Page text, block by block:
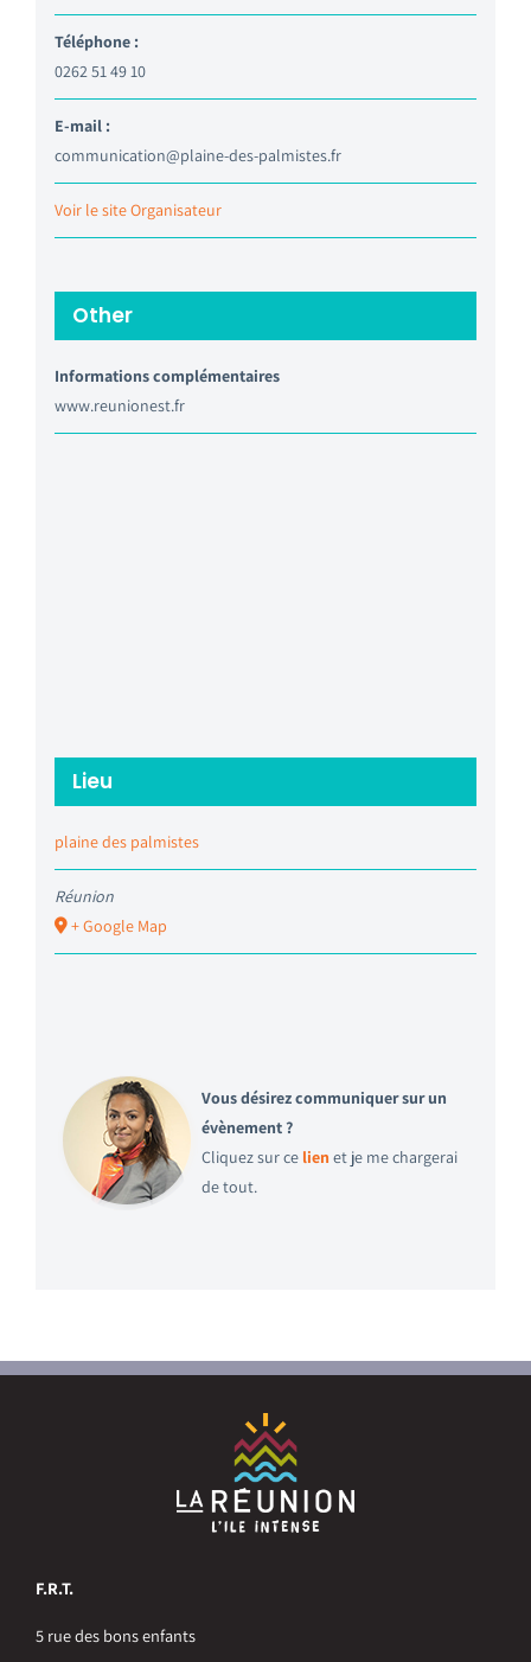
Téléphone :
0262 51 49 10
E-mail :
communication@plaine-des-palmistes.fr
Voir le site Organisateur
Other
Informations complémentaires
www.reunionest.fr
Lieu
plaine des palmistes
Réunion
+ Google Map
Vous désirez communiquer sur un
évènement ?
Cliquez sur ce lien et je me chargerai
de tout.
F.R.T.
5 rue des bons enfants